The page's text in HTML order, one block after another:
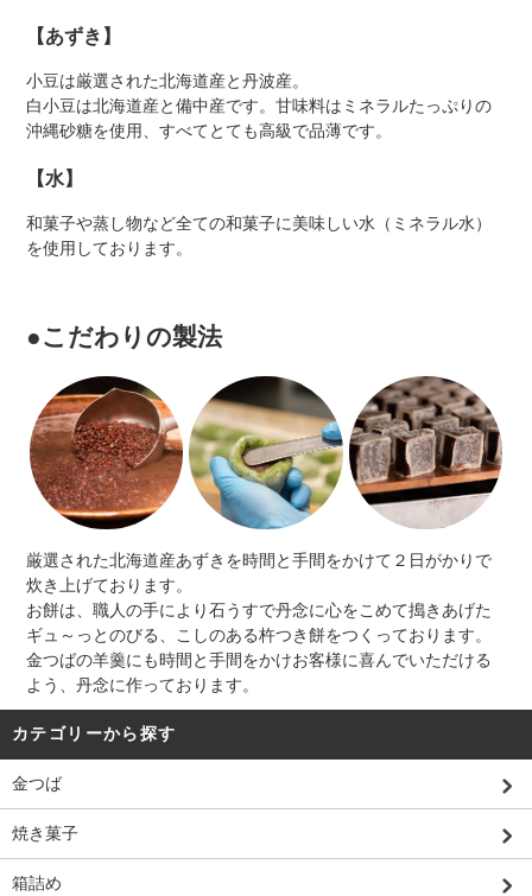
【あずき】
小豆は厳選された北海道産と丹波産。
白小豆は北海道産と備中産です。甘味料はミネラルたっぷりの
沖縄砂糖を使用、すべてとても高級で品薄です。
【水】
和菓子や蒸し物など全ての和菓子に美味しい水（ミネラル水）
を使用しております。
●こだわりの製法
厳選された北海道産あずきを時間と手間をかけて２日がかりで
炊き上げております。
お餅は、職人の手により石うすで丹念に心をこめて搗きあげた
ギュ～っとのびる、こしのある杵つき餅をつくっております。
金つばの羊羹にも時間と手間をかけお客様に喜んでいただける
よう、丹念に作っております。
カテゴリーから探す
金つば
焼き菓子
箱詰め